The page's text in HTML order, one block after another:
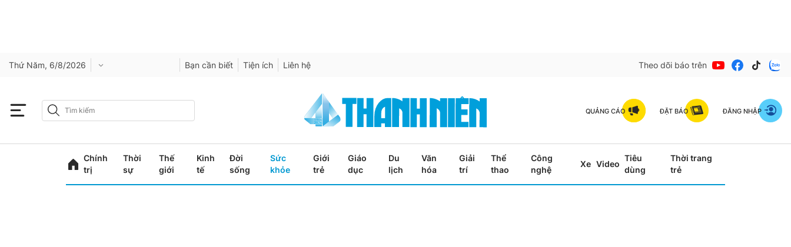
Thứ Năm, 6/8/2026 Bạn cần biết Tiện ích Liên hệ Theo dõi báo trên
QUẢNG CÁO ĐẶT BÁO ĐĂNG NHẬP
Chính
trị
Thời
sự
Thế
giới
Kinh
tế
Đời
sống
Sức
khỏe
Giới
trẻ
Giáo
dục
Du
lịch
Văn
hóa
Giải
trí
Thể
thao
Công
nghệ
Xe Video
Tiêu
dùng
Thời trang
trẻ